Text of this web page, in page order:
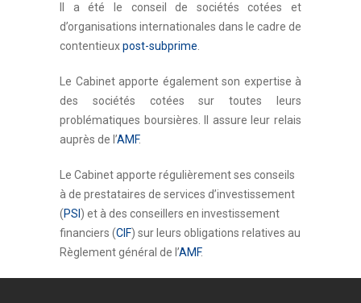
Il a été le conseil de sociétés cotées et
d’organisations internationales dans le cadre de
contentieuxpost-subprime
Le Cabinet apporte également son expertise à
des sociétés cotées sur toutes leurs
problématiques boursières. Il assure leur relais
auprès de l’AMF.
Le Cabinet apporte régulièrement ses conseils
à de prestataires de services d’investissement
(PSI ) et à des conseillers en investissement
financiers (CIF) sur leurs obligations relatives au
Règlement général de l’AMF.